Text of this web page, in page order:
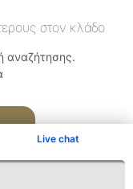
Live chat
στον κλάδο
αναζήτησης.